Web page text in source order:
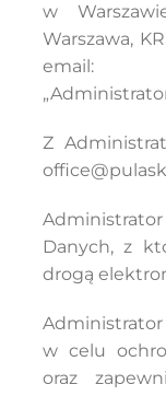
w
Warszawa,
email:
Z
Danych, z
drogą
Administrator
w celu
oraz